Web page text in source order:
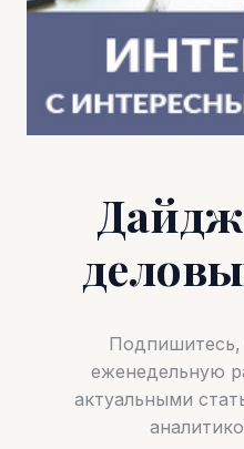
Подпишитесь,
еженедельную
актуальными